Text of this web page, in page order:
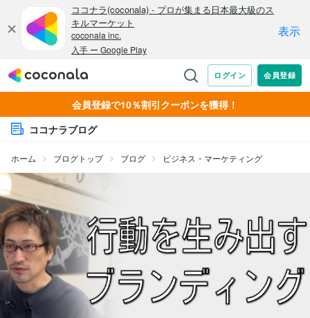
会員登録で10％割引クーポンを獲得！
ココナラブログ
ホーム ブログトップ ブログ ビジネス・マーケティング